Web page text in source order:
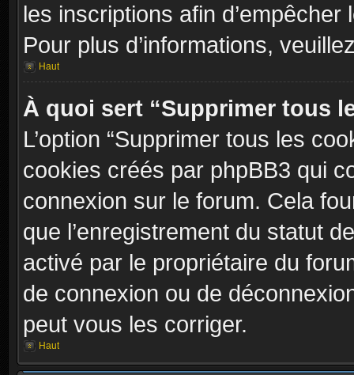
les inscriptions afin
Pour plus d’informations,
Haut
À quoi sert “Supprimer tous
L’option “Supprimer tous les
cookies créés par phpBB3 qui
connexion sur le forum. Cela
que l’enregistrement du statut
activé par le propriétaire du
de connexion ou de
peut vous les corriger.
Haut